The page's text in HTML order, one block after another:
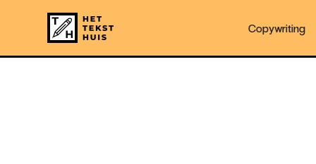
Copywriting